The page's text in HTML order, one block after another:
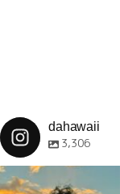
dahawaii
3,306